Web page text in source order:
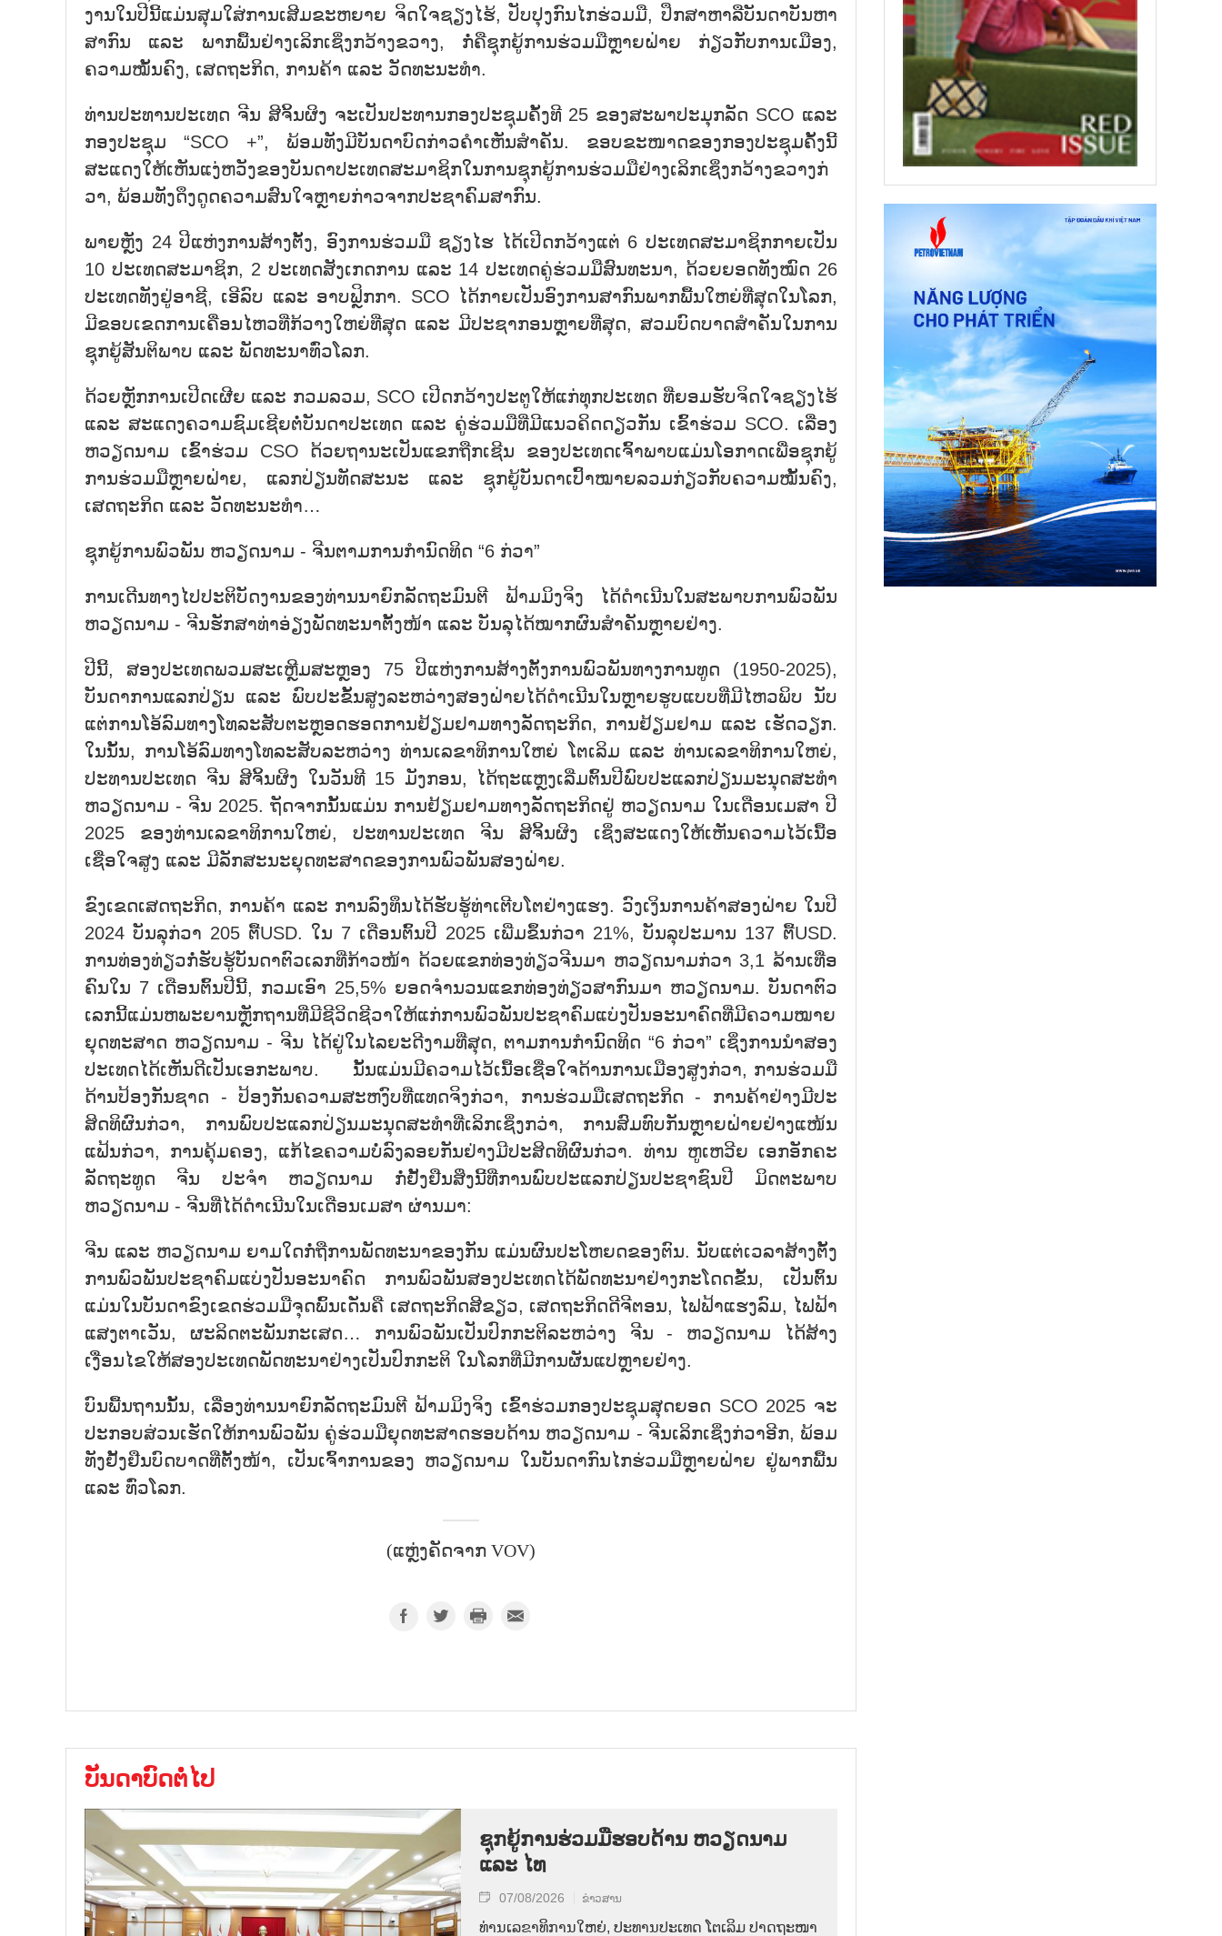
ງານໃນປີນີ້ແມ່ນສຸມໃສ່ການເສີມຂະຫຍາຍ ຈິດໃຈຊຽງໄຮ້, ປັບປຸງກົນໄກຮ່ວມມື, ປຶກສາຫາລືບັນດາບັນຫາ
ສາກົນ ແລະ ພາກພື້ນຢ່າງເລິກເຊິ່ງກວ້າງຂວາງ, ກໍ່ຄືຊຸກຍູ້ການຮ່ວມມືຫຼາຍຝ່າຍ ກ່ຽວກັບການເມືອງ,
ຄວາມໝັ້ນຄົງ, ເສດຖະກິດ, ການຄ້າ ແລະ ວັດທະນະທຳ.
ທ່ານປະທານປະເທດ ຈີນ ສີຈິ້ນຜິງ ຈະເປັນປະທານກອງປະຊຸມຄັ້ງທີ 25 ຂອງສະພາປະມຸກລັດ SCO ແລະ
ກອງປະຊຸມ “SCO +”, ພ້ອມທັງມີບັນດາບົດກ່າວຄຳເຫັນສຳຄັນ. ຂອບຂະໜາດຂອງກອງປະຊຸມຄັ້ງນີ້
ສະແດງໃຫ້ເຫັນແງ່ຫວັງຂອງບັນດາປະເທດສະມາຊິກໃນການຊຸກຍູ້ການຮ່ວມມືຢ່າງເລິກເຊິ່ງກວ້າງຂວາງກ່
ວາ, ພ້ອມທັງດຶງດູດຄວາມສົນໃຈຫຼາຍກ່າວຈາກປະຊາຄົມສາກົນ.
ພາຍຫຼັງ 24 ປີແຫ່ງການສ້າງຕັ້ງ, ອົງການຮ່ວມມື ຊຽງໄຮ ໄດ້ເປີດກວ້າງແຕ່ 6 ປະເທດສະມາຊິກກາຍເປັນ
10 ປະເທດສະມາຊິກ, 2 ປະເທດສັງເກດການ ແລະ 14 ປະເທດຄູ່ຮ່ວມມືສົນທະນາ, ດ້ວຍຍອດທັງໝົດ 26
ປະເທດທັງຢູ່ອາຊີ, ເອີລົບ ແລະ ອາບຟຼິກກາ. SCO ໄດ້ກາຍເປັນອົງການສາກົນພາກພື້ນໃຫຍ່ທີ່ສຸດໃນໂລກ,
ມີຂອບເຂດການເຄື່ອນໄຫວທີ່ກ້ວາງໃຫຍ່ທີ່ສຸດ ແລະ ມີປະຊາກອນຫຼາຍທີ່ສຸດ, ສວມບົດບາດສຳຄັນໃນການ
ຊຸກຍູ້ສັນຕິພາບ ແລະ ພັດທະນາທົ່ວໂລກ.
ດ້ວຍຫຼັກການເປີດເຜີຍ ແລະ ກວມລວມ, SCO ເປີດກວ້າງປະຕູໃຫ້ແກ່ທຸກປະເທດ ທີ່ຍອມຮັບຈິດໃຈຊຽງໄຮ້
ແລະ ສະແດງຄວາມຊົມເຊີຍຕໍ່ບັນດາປະເທດ ແລະ ຄູ່ຮ່ວມມືທີ່ມີແນວຄິດດຽວກັນ ເຂົ້າຮ່ວມ SCO. ເລື່ອງ
ຫວຽດນາມ ເຂົ້າຮ່ວມ CSO ດ້ວຍຖານະເປັນແຂກຖືກເຊີນ ຂອງປະເທດເຈົ້າພາບແມ່ນໂອກາດເພື່ອຊຸກຍູ້
ການຮ່ວມມືຫຼາຍຝ່າຍ, ແລກປ່ຽນທັດສະນະ ແລະ ຊຸກຍູ້ບັນດາເປົ້າໝາຍລວມກ່ຽວກັບຄວາມໝັ້ນຄົງ,
ເສດຖະກິດ ແລະ ວັດທະນະທຳ…
ຊຸກຍູ້ການພົວພັນ ຫວຽດນາມ - ຈີນຕາມການກຳນົດທິດ “6 ກ່ວາ”
ການເດີນທາງໄປປະຕິບັດງານຂອງທ່ານນາຍົກລັດຖະມົນຕີ ຟ້າມມິງຈິງ ໄດ້ດຳເນີນໃນສະພາບການພົວພັນ
ຫວຽດນາມ - ຈີນຮັກສາທ່າອ່ຽງພັດທະນາຕັ້ງໜ້າ ແລະ ບັນລຸໄດ້ໝາກຜົນສຳຄັນຫຼາຍຢ່າງ.
ປີນີ້, ສອງປະເທດພວມສະເຫຼີມສະຫຼອງ 75 ປີແຫ່ງການສ້າງຕັ້ງການພົວພັນທາງການທູດ (1950-2025),
ບັນດາການແລກປ່ຽນ ແລະ ພົບປະຂັ້ນສູງລະຫວ່າງສອງຝ່າຍໄດ້ດຳເນີນໃນຫຼາຍຮູບແບບທີ່ມີໄຫວພິບ ນັບ
ແຕ່ການໂອ້ລົມທາງໂທລະສັບຕະຫຼອດຮອດການຢ້ຽມຢາມທາງລັດຖະກິດ, ການຢ້ຽມຢາມ ແລະ ເຮັດວຽກ.
ໃນນັ້ນ, ການໂອ້ລົມທາງໂທລະສັບລະຫວ່າງ ທ່ານເລຂາທິການໃຫຍ່ ໂຕເລິມ ແລະ ທ່ານເລຂາທິການໃຫຍ່,
ປະທານປະເທດ ຈີນ ສີຈິ້ນຜິງ ໃນວັນທີ 15 ມັງກອນ, ໄດ້ຖະແຫຼງເລີ່ມຕົ້ນປີພົບປະແລກປ່ຽນມະນຸດສະທຳ
ຫວຽດນາມ - ຈີນ 2025. ຖັດຈາກນັ້ນແມ່ນ ການຢ້ຽມຢາມທາງລັດຖະກິດຢູ່ ຫວຽດນາມ ໃນເດືອນເມສາ ປີ
2025 ຂອງທ່ານເລຂາທິການໃຫຍ່, ປະທານປະເທດ ຈີນ ສີຈິ້ນຜິງ ເຊິ່ງສະແດງໃຫ້ເຫັນຄວາມໄວ້ເນື້ອ
ເຊື່ອໃຈສູງ ແລະ ມີລັກສະນະຍຸດທະສາດຂອງການພົວພັນສອງຝ່າຍ.
ຂົງເຂດເສດຖະກິດ, ການຄ້າ ແລະ ການລົງທຶນໄດ້ຮັບຮູ້ທ່າເຕີບໂຕຢ່າງແຮງ. ວົງເງິນການຄ້າສອງຝ່າຍ ໃນປີ
2024 ບັນລຸກ່ວາ 205 ຕື້USD. ໃນ 7 ເດືອນຕົ້ນປີ 2025 ເພີ່ມຂຶ້ນກ່ວາ 21%, ບັນລຸປະມານ 137 ຕື້USD.
ການທ່ອງທ່ຽວກໍ່ຮັບຮູ້ບັນດາຕົວເລກທີ່ກ້າວໜ້າ ດ້ວຍແຂກທ່ອງທ່ຽວຈີນມາ ຫວຽດນາມກ່ວາ 3,1 ລ້ານເທື່ອ
ຄົນໃນ 7 ເດືອນຕົ້ນປີນີ້, ກວມເອົາ 25,5% ຍອດຈຳນວນແຂກທ່ອງທ່ຽວສາກົນມາ ຫວຽດນາມ. ບັນດາຕົວ
ເລກນີ້ແມ່ນຫພະຍານຫຼັກຖານທີ່ມີຊີວິດຊີວາໃຫ້ແກ່ການພົວພັນປະຊາຄົມແບ່ງປັນອະນາຄົດທີ່ມີຄວາມໝາຍ
ຍຸດທະສາດ ຫວຽດນາມ - ຈີນ ໄດ້ຢູ່ໃນໄລຍະດີງາມທີ່ສຸດ, ຕາມການກຳນົດທິດ “6 ກ່ວາ” ເຊິ່ງການນຳສອງ
ປະເທດໄດ້ເຫັນດີເປັນເອກະພາບ. ນັ້ນແມ່ນມີຄວາມໄວ້ເນື້ອເຊື່ອໃຈດ້ານການເມືອງສູງກ່ວາ, ການຮ່ວມມື
ດ້ານປ້ອງກັນຊາດ - ປ້ອງກັນຄວາມສະຫງົບທີ່ແທດຈິງກ່ວາ, ການຮ່ວມມືເສດຖະກິດ - ການຄ້າຢ່າງມີປະ
ສິດທິຜົນກ່ວາ, ການພົບປະແລກປ່ຽນມະນຸດສະທຳທີ່ເລິກເຊິ່ງກວ່າ, ການສົມທົບກັນຫຼາຍຝ່າຍຢ່າງແໜ້ນ
ແຟ້ນກ່ວາ, ການຄຸ້ມຄອງ, ແກ້ໄຂຄວາມບໍ່ລົງລອຍກັນຢ່າງມີປະສິດທິຜົນກ່ວາ. ທ່ານ ຫູເຫວີຍ ເອກອັກຄະ
ລັດຖະທູດ ຈີນ ປະຈຳ ຫວຽດນາມ ກໍ່ຢັ້ງຢືນສິ່ງນີ້ທີ່ການພົບປະແລກປ່ຽນປະຊາຊົນປີ ມິດຕະພາບ
ຫວຽດນາມ - ຈີນທີ່ໄດ້ດຳເນີນໃນເດືອນເມສາ ຜ່ານມາ:
ຈີນ ແລະ ຫວຽດນາມ ຍາມໃດກໍ່ຖືການພັດທະນາຂອງກັນ ແມ່ນຜົນປະໂຫຍດຂອງຕົນ. ນັບແຕ່ເວລາສ້າງຕັ້ງ
ການພົວພັນປະຊາຄົມແບ່ງປັນອະນາຄົດ ການພົວພັນສອງປະເທດໄດ້ພັດທະນາຢ່າງກະໂດດຂັ້ນ, ເປັນຕົ້ນ
ແມ່ນໃນບັນດາຂົງເຂດຮ່ວມມືຈຸດພົ້ນເດັ່ນຄື ເສດຖະກິດສີຂຽວ, ເສດຖະກິດດີຈີຕອນ, ໄຟຟ້າແຮງລົມ, ໄຟຟ້າ
ແສງຕາເວັນ, ຜະລິດຕະພັນກະເສດ… ການພົວພັນເປັນປົກກະຕິລະຫວ່າງ ຈີນ - ຫວຽດນາມ ໄດ້ສ້າງ
ເງື່ອນໄຂໃຫ້ສອງປະເທດພັດທະນາຢ່າງເປັນປົກກະຕິ ໃນໂລກທີ່ມີການຜັນແປຫຼາຍຢ່າງ.
ບົນພື້ນຖານນັ້ນ, ເລື່ອງທ່ານນາຍົກລັດຖະມົນຕີ ຟ້າມມິງຈິງ ເຂົ້າຮ່ວມກອງປະຊຸມສຸດຍອດ SCO 2025 ຈະ
ປະກອບສ່ວນເຮັດໃຫ້ການພົວພັນ ຄູ່ຮ່ວມມືຍຸດທະສາດຮອບດ້ານ ຫວຽດນາມ - ຈີນເລິກເຊິ່ງກ່ວາອີກ, ພ້ອມ
ທັງຢັ້ງຢືນບົດບາດທີ່ຕັ້ງໜ້າ, ເປັນເຈົ້າການຂອງ ຫວຽດນາມ ໃນບັນດາກົນໄກຮ່ວມມືຫຼາຍຝ່າຍ ຢູ່ພາກພື້ນ
ແລະ ທົ່ວໂລກ.
(ແຫຼ່ງຄັດຈາກ VOV)
ບັນດາບົດຕໍ່ໄປ
ຊຸກຍູ້ການຮ່ວມມືຮອບດ້ານ ຫວຽດນາມ
ແລະ ໄທ
07/08/2026 ຂ່າວສານ
ທ່ານ​ເລ​ຂາ​ທິ​ການ​ໃຫຍ່, ປະ​ທານ​ປະ​ເທດ ໂຕ​ເລິມ ປາດ​ຖະ​ໜາ​